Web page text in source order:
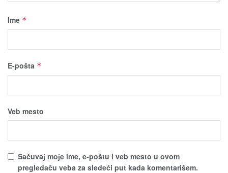
Ime *
E-pošta *
Veb mesto
Sačuvaј moјe ime, e-poštu i veb mesto u ovom
pregledaču veba za sledeći put kada komentarišem.